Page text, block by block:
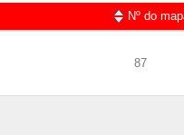
Nº do
87